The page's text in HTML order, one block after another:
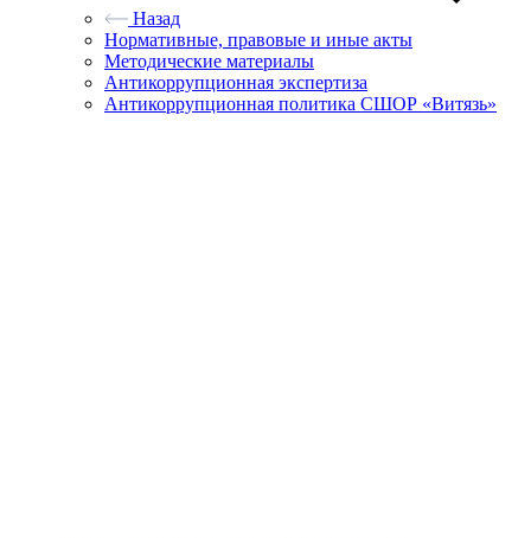
Назад
Нормативные, правовые и иные акты
Методические материалы
Антикоррупционная экспертиза
Антикоррупционная политика СШОР «Витязь»